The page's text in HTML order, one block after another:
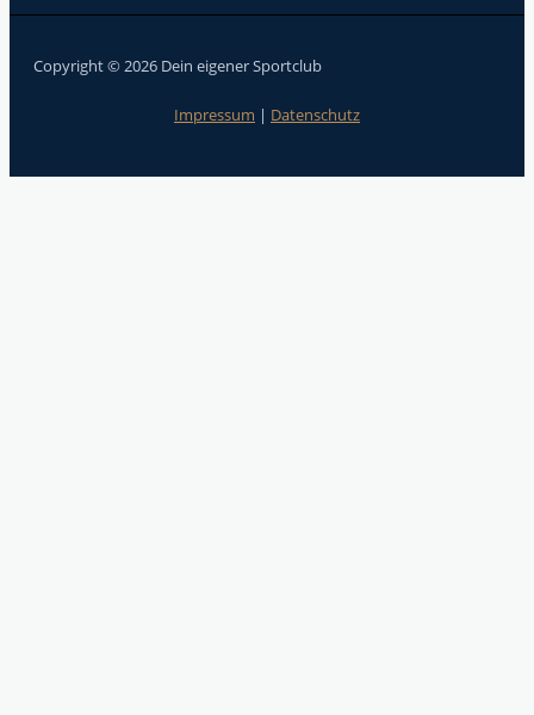
Copyright © 2026 Dein eigener Sportclub
Impressum | Datenschutz